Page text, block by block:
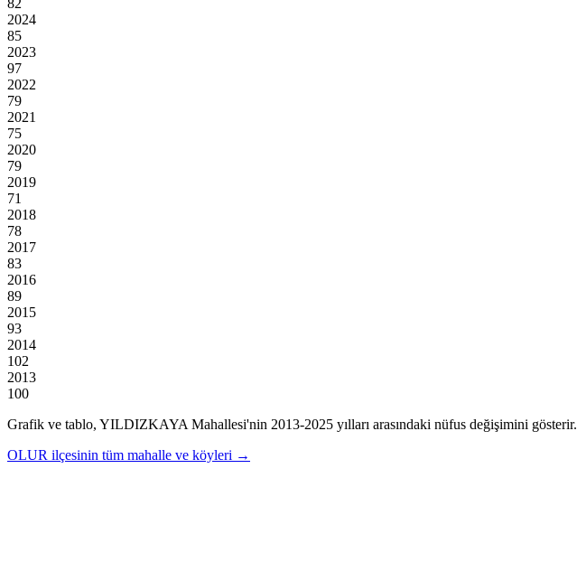
82
2024
85
2023
97
2022
79
2021
75
2020
79
2019
71
2018
78
2017
83
2016
89
2015
93
2014
102
2013
100
Grafik ve tablo, YILDIZKAYA Mahallesi'nin 2013-2025 yılları arasındaki nüfus değişimini gösterir.
OLUR ilçesinin tüm mahalle ve köyleri →